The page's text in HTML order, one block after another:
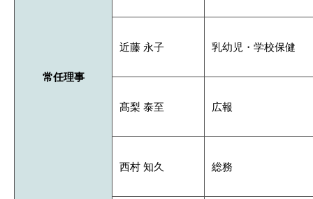
常任理事
近藤 永子 乳幼児・学校保健
髙梨 泰至 広報
西村 知久 総務